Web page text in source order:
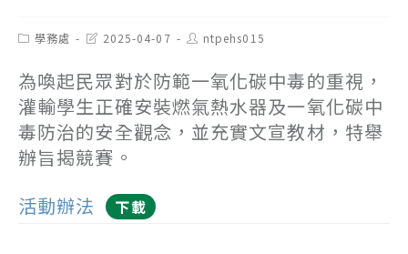
Post學務處
Post2025-04-07
Post
author:
ntpehs015
為喚起民眾對於防範一氧化碳中毒的重視，
灌輸學生正確安裝燃氣熱水器及一氧化碳中
毒防治的安全觀念，並充實文宣教材，特舉
辦旨揭競賽。
活動辦法
下載